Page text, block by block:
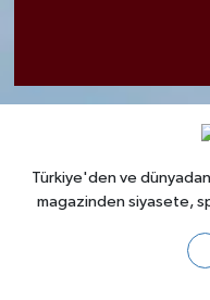
Türkiye'den ve
magazinden siyasete,